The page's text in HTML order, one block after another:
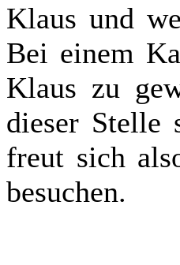
Klaus und
Bei einem
Klaus zu
dieser Stelle
freut sich
besuchen.